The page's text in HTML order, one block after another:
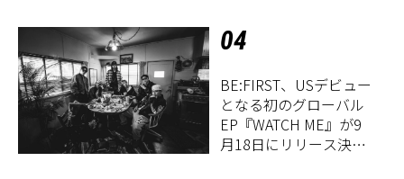
04
BE:FIRST、USデビュー
となる初のグローバル
EP『WATCH ME』が9
月18日にリリース決